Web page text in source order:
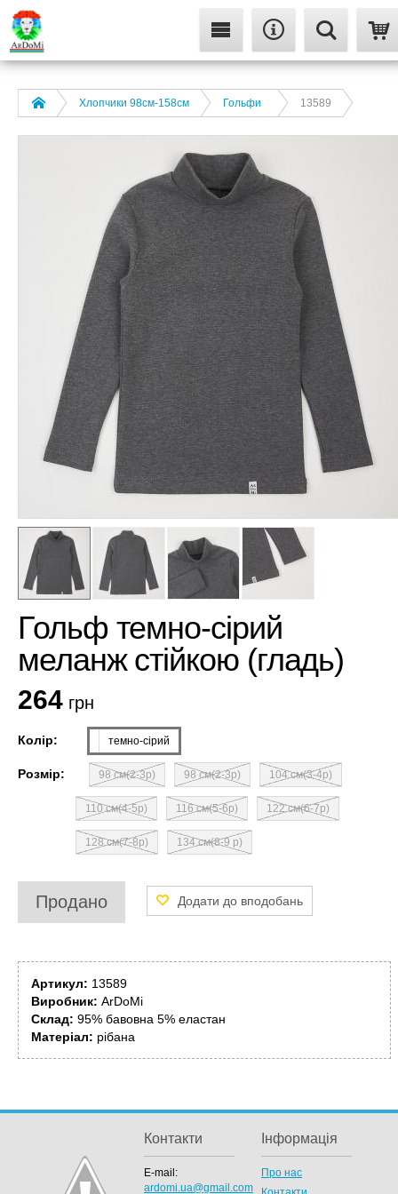
Хлопчики 98см-158см Гольфи 13589
Гольф темно-сірий
меланж стійкою (гладь)
264 грн
Колір: темно-сірий
Розмір: 98 см(2-3р) 98 см(2-3р) 104 см(3-4р)
110 см(4-5р) 116 см(5-6р) 122 см(6-7р)
128 см(7-8р) 134 см(8-9 р)
Продано
Артикул: 13589
Виробник: ArDoMi
Склад: 95% бавовна 5% еластан
Матеріал: рібана
Контакти
E-mail:
ardomi.ua@gmail.com
Інформація
Про нас